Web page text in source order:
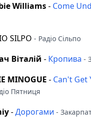
Williams- Come
SILPO - Радіо Сільпо
Віталій - Кропива -
MINOGUE - Can't Get
Пятниця
-Дорогами -